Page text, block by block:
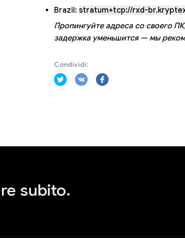
Brazil: stratum+tcp://rxd-
Пропингуйте адреса со своего
задержка уменьшится — мы
Condividi:
subito.